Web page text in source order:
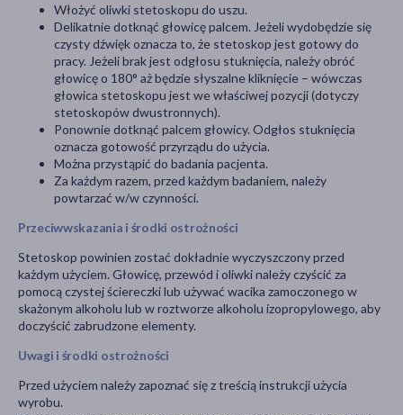
Włożyć oliwki stetoskopu do uszu.
Delikatnie dotknąć głowicę palcem. Jeżeli wydobędzie się
czysty dźwięk oznacza to, że stetoskop jest gotowy do
pracy. Jeżeli brak jest odgłosu stuknięcia, należy obróć
głowicę o 180° aż będzie słyszalne kliknięcie – wówczas
głowica stetoskopu jest we właściwej pozycji (dotyczy
stetoskopów dwustronnych).
Ponownie dotknąć palcem głowicy. Odgłos stuknięcia
oznacza gotowość przyrządu do użycia.
Można przystąpić do badania pacjenta.
Za każdym razem, przed każdym badaniem, należy
powtarzać w/w czynności.
Przeciwwskazania i środki ostrożności
Stetoskop powinien zostać dokładnie wyczyszczony przed
każdym użyciem. Głowicę, przewód i oliwki należy czyścić za
pomocą czystej ściereczki lub używać wacika zamoczonego w
skażonym alkoholu lub w roztworze alkoholu izopropylowego, aby
doczyścić zabrudzone elementy.
Uwagi i środki ostrożności
Przed użyciem należy zapoznać się z treścią instrukcji użycia
wyrobu.